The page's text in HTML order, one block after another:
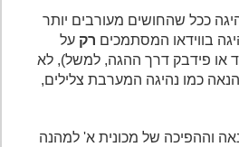
ככל שהחושים מעורבים יותר
בווידאו המסתמכיםרקעל
או פידבק דרך ההגה, למשל), לא
כמו נהיגה המערבת צלילים,
וההפיכה של מכונית א' למהנה